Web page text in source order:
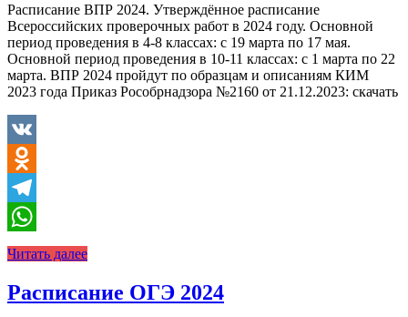
Расписание ВПР 2024. Утверждённое расписание
Всероссийских проверочных работ в 2024 году. Основной
период проведения в 4-8 классах: с 19 марта по 17 мая.
Основной период проведения в 10-11 классах: с 1 марта по 22
марта. ВПР 2024 пройдут по образцам и описаниям КИМ
2023 года Приказ Рособрнадзора №2160 от 21.12.2023: скачать
VK
Odnoklassniki
Telegram
WhatsApp
Читать далее
Расписание ОГЭ 2024